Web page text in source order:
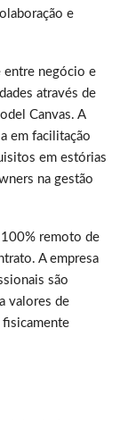
e
entre negócio e
através de
Canvas. A
em facilitação
em estórias
na gestão
remoto de
A empresa
são
valores de
fisicamente